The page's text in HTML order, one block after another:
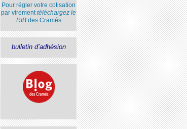
Pour régler votre cotisation
par virementtéléchargez le
RIBdes Cramés
bulletin d’adhésion